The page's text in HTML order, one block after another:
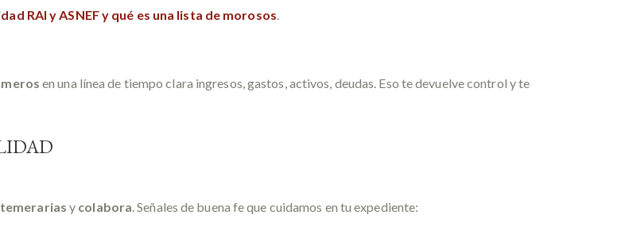
RAI y ASNEF y qué es una lista de morosos
en una línea de tiempo clara ingresos, gastos, activos, deudas. Eso te devuelve control y te
y colabora. Señales de buena fe que cuidamos en tu expediente: